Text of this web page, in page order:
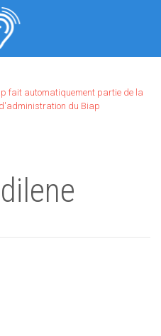
fait automatiquement partie de la
du Biap